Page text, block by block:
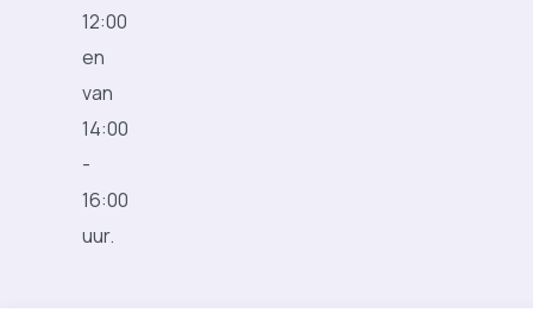
12:00
en
van
14:00
-
16:00
uur.